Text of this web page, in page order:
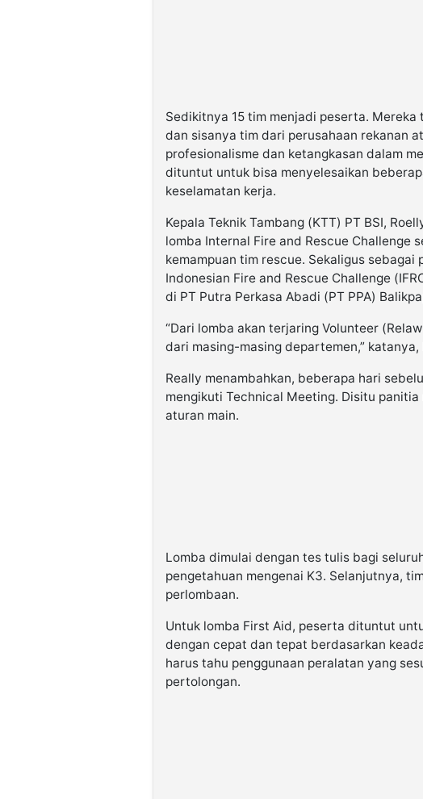
Sedikitnya 15 tim menjadi peserta. Mereka
dan sisanya tim dari perusahaan rekanan
profesionalisme dan ketangkasan dalam
dituntut untuk bisa menyelesaikan
keselamatan kerja.
Kepala Teknik Tambang (KTT) PT BSI,
lomba Internal Fire and Rescue Challenge
kemampuan tim rescue. Sekaligus
Indonesian Fire and Rescue Challenge
di PT Putra Perkasa Abadi (PT PPA)
“Dari lomba akan terjaring Volunteer
dari masing-masing departemen,”
Really menambahkan, beberapa hari
mengikuti Technical Meeting. Disitu
aturan main.
Lomba dimulai dengan tes tulis bagi
pengetahuan mengenai K3. Selanjutnya,
perlombaan.
Untuk lomba First Aid, peserta dituntut
dengan cepat dan tepat berdasarkan
harus tahu penggunaan peralatan yang
pertolongan.